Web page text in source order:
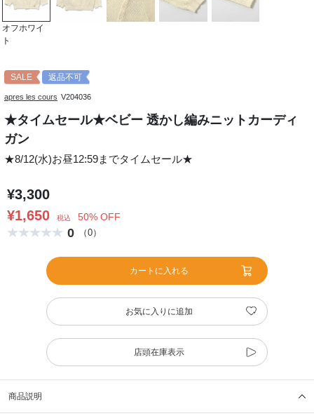
オフホワイ
ト
SALE 返品不可
apres les cours V204036
★タイムセール★ベビー 透かし編みニットカーディ
ガン
★8/12(水)お昼12:59までタイムセール★
¥3,300
¥1,650
税込 50% OFF
0 （0）
カートに入れる
お気に入りに追加
店頭在庫表示
商品説明